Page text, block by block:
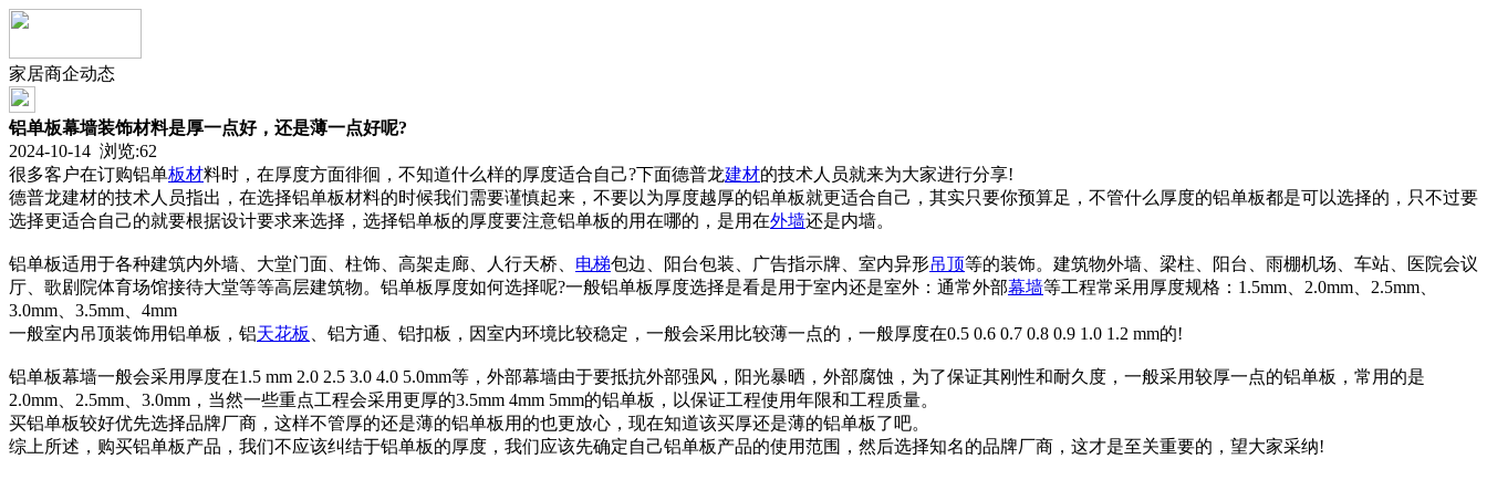
家居商企动态
铝单板幕墙装饰材料是厚一点好，还是薄一点好呢?
2024-10-14 浏览:62
很多客户在订购铝单板材料时，在厚度方面徘徊，不知道什么样的厚度适合自己?下面德普龙建材的技术人员就来为大家进行分享!
德普龙建材的技术人员指出，在选择铝单板材料的时候我们需要谨慎起来，不要以为厚度越厚的铝单板就更适合自己，其实只要你预算足，不管什么厚度的铝单板都是可以选择的，只不过要
选择更适合自己的就要根据设计要求来选择，选择铝单板的厚度要注意铝单板的用在哪的，是用在外墙还是内墙。
铝单板适用于各种建筑内外墙、大堂门面、柱饰、高架走廊、人行天桥、 电梯包边、阳台包装、广告指示牌、室内异形吊顶等的装饰。建筑物外墙、梁柱、阳台、雨棚机场、车站、医院会议
厅、歌剧院体育场馆接待大堂等等高层建筑物。铝单板厚度如何选择呢?一般铝单板厚度选择是看是用于室内还是室外：通常外部幕墙等工程常采用厚度规格：1.5mm、2.0mm、2.5mm、
3.0mm、3.5mm、4mm
一般室内吊顶装饰用铝单板，铝天花板 、铝方通、铝扣板，因室内环境比较稳定，一般会采用比较薄一点的，一般厚度在0.5 0.6 0.7 0.8 0.9 1.0 1.2 mm的!
铝单板幕墙一般会采用厚度在1.5 mm 2.0 2.5 3.0 4.0 5.0mm等，外部幕墙由于要抵抗外部强风，阳光暴晒，外部腐蚀，为了保证其刚性和耐久度，一般采用较厚一点的铝单板，常用的是
2.0mm、2.5mm、3.0mm，当然一些重点工程会采用更厚的3.5mm 4mm 5mm的铝单板，以保证工程使用年限和工程质量。
买铝单板较好优先选择品牌厂商，这样不管厚的还是薄的铝单板用的也更放心，现在知道该买厚还是薄的铝单板了吧。
综上所述，购买铝单板产品，我们不应该纠结于铝单板的厚度，我们应该先确定自己铝单板产品的使用范围，然后选择知名的品牌厂商，这才是至关重要的，望大家采纳!